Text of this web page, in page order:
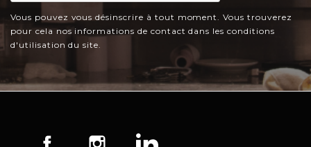
Vous pouvez vous désinscrire à tout moment. Vous trouverez
pour cela nos informations de contact dans les conditions
d'utilisation du site.
Facebook Instagram